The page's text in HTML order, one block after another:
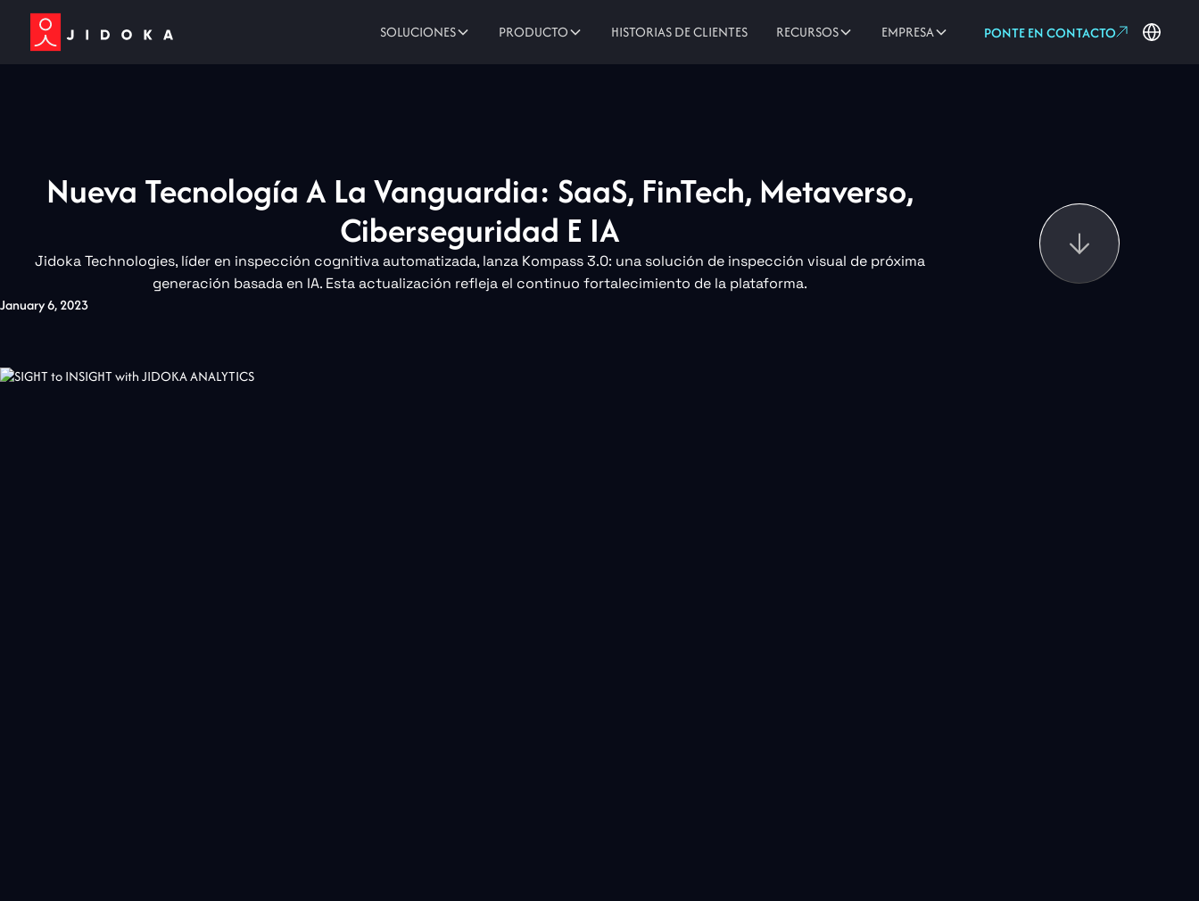
SOLUCIONES PRODUCTO HISTORIAS DE CLIENTES RECURSOS EMPRESA PONTE EN CONTACTO
Nueva Tecnología A La Vanguardia: SaaS, FinTech, Metaverso,
Ciberseguridad E IA
Jidoka Technologies, líder en inspección cognitiva automatizada, lanza Kompass 3.0: una solución de inspección visual de próxima
generación basada en IA. Esta actualización refleja el continuo fortalecimiento de la plataforma.
January 6, 2023